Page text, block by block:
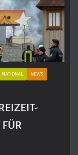
NATIONAL NEWS